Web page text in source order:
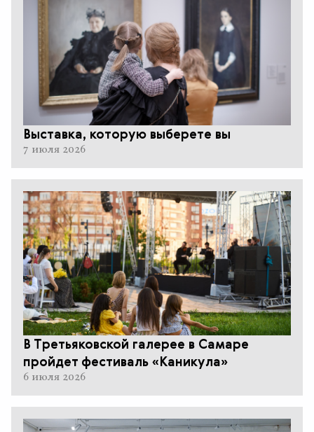
Выставка, которую выберете вы
7 июля 2026
В Третьяковской галерее в Самаре
пройдет фестиваль «Каникула»
6 июля 2026